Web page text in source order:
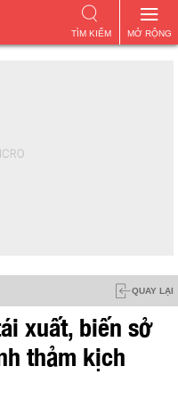
MỞ RỘNG
TÌM KIẾM
QUAY LẠI
xuất, biến sở
thảm kịch